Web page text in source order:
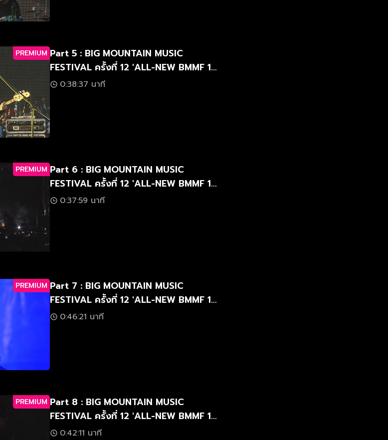
PREMIUM Part 5 : BIG MOUNTAIN MUSIC
FESTIVAL ครั้งที่ 12 'ALL-NEW BMMF 12
มัน-ใหม่-มาก'
0:38:37 นาที
PREMIUM Part 6 : BIG MOUNTAIN MUSIC
FESTIVAL ครั้งที่ 12 'ALL-NEW BMMF 12
มัน-ใหม่-มาก'
0:37:59 นาที
PREMIUM Part 7 : BIG MOUNTAIN MUSIC
FESTIVAL ครั้งที่ 12 'ALL-NEW BMMF 12
มัน-ใหม่-มาก'
0:46:21 นาที
PREMIUM Part 8 : BIG MOUNTAIN MUSIC
FESTIVAL ครั้งที่ 12 'ALL-NEW BMMF 12
มัน-ใหม่-มาก'
0:42:11 นาที